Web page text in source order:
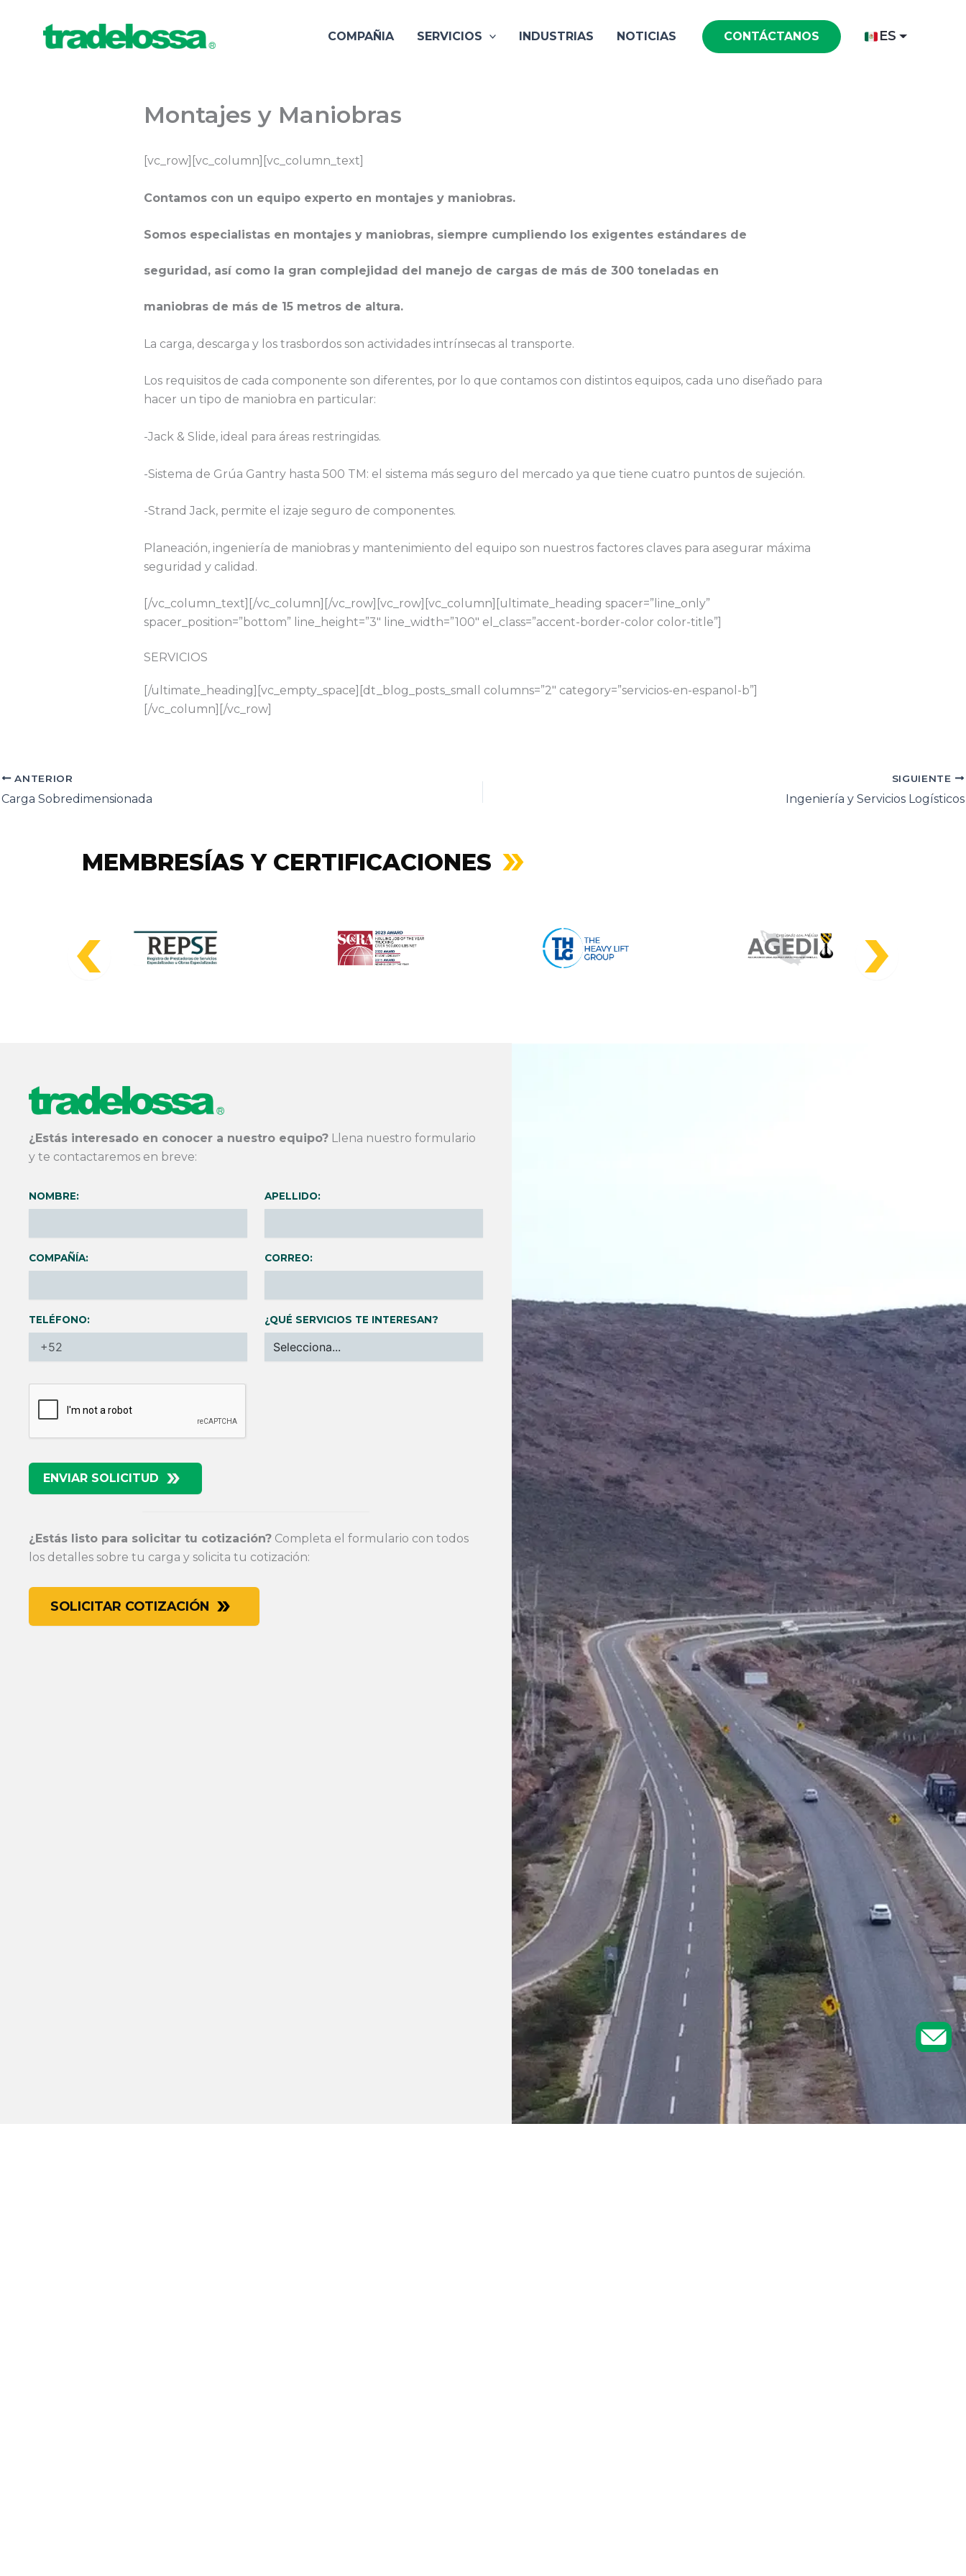
contenido
COMPAÑIA SERVICIOS INDUSTRIAS NOTICIAS CONTÁCTANOS ES
Montajes y Maniobras
[vc_row][vc_column][vc_column_text]
Contamos con un equipo experto en montajes y maniobras.
Somos especialistas en montajes y maniobras, siempre cumpliendo los exigentes estándares de
seguridad, así como la gran complejidad del manejo de cargas de más de 300 toneladas en
maniobras de más de 15 metros de altura.
La carga, descarga y los trasbordos son actividades intrínsecas al transporte.
Los requisitos de cada componente son diferentes, por lo que contamos con distintos equipos, cada uno diseñado para
hacer un tipo de maniobra en particular:
-Jack & Slide, ideal para áreas restringidas.
-Sistema de Grúa Gantry hasta 500 TM: el sistema más seguro del mercado ya que tiene cuatro puntos de sujeción.
-Strand Jack, permite el izaje seguro de componentes.
Planeación, ingeniería de maniobras y mantenimiento del equipo son nuestros factores claves para asegurar máxima
seguridad y calidad.
[/vc_column_text][/vc_column][/vc_row][vc_row][vc_column][ultimate_heading spacer=”line_only”
spacer_position=”bottom” line_height=”3″ line_width=”100″ el_class=”accent-border-color color-title”]
SERVICIOS
[/ultimate_heading][vc_empty_space][dt_blog_posts_small columns=”2″ category=”servicios-en-espanol-b”]
[/vc_column][/vc_row]
ANTERIOR
Carga Sobredimensionada
SIGUIENTE
Ingeniería y Servicios Logísticos
MEMBRESÍAS Y CERTIFICACIONES
¿Estás interesado en conocer a nuestro equipo? Llena nuestro formulario
y te contactaremos en breve:
NOMBRE: APELLIDO:
COMPAÑÍA: CORREO:
TELÉFONO: ¿QUÉ SERVICIOS TE INTERESAN?
ENVIAR SOLICITUD
¿Estás listo para solicitar tu cotización? Completa el formulario con todos
los detalles sobre tu carga y solicita tu cotización:
SOLICITAR COTIZACIÓN